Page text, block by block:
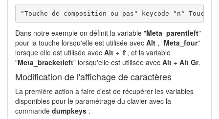
"Touche de composition ou pas" keycode "n°
Dans notre exemple on définit la variable "Meta_parentleft"
pour la touche lorsqu'elle est utilisée avec Alt , "Meta_four"
lorsque elle est utilisée avec Alt + ⇑, et la variable
"Meta_bracketleft" lorsqu'elle est utilisée avec Alt + Alt Gr.
Modification de l'affichage de caractères
La première action à faire c'est de récupérer les variables
disponibles pour le paramétrage du clavier avec la
commande dumpkeys :